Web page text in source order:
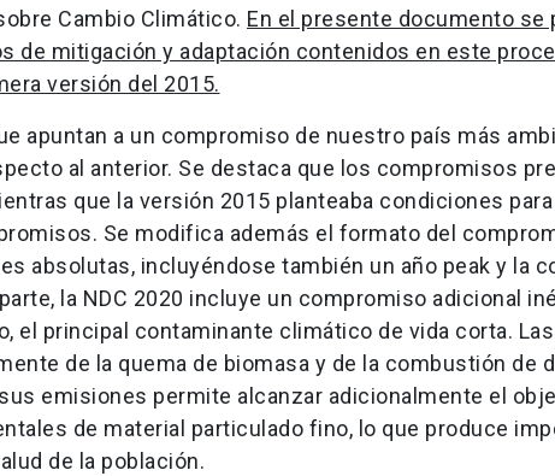
Cambio Climático. En el presente documento se
de mitigación y adaptación contenidos en este
versión del 2015.
apuntan a un compromiso de nuestro país más
al anterior. Se destaca que los compromisos
que la versión 2015 planteaba condiciones para
Se modifica además el formato del
absolutas, incluyéndose también un año peak y la
la NDC 2020 incluye un compromiso adicional
el principal contaminante climático de vida corta.
de la quema de biomasa y de la combustión de
emisiones permite alcanzar adicionalmente el
de material particulado fino, lo que produce
de la población.